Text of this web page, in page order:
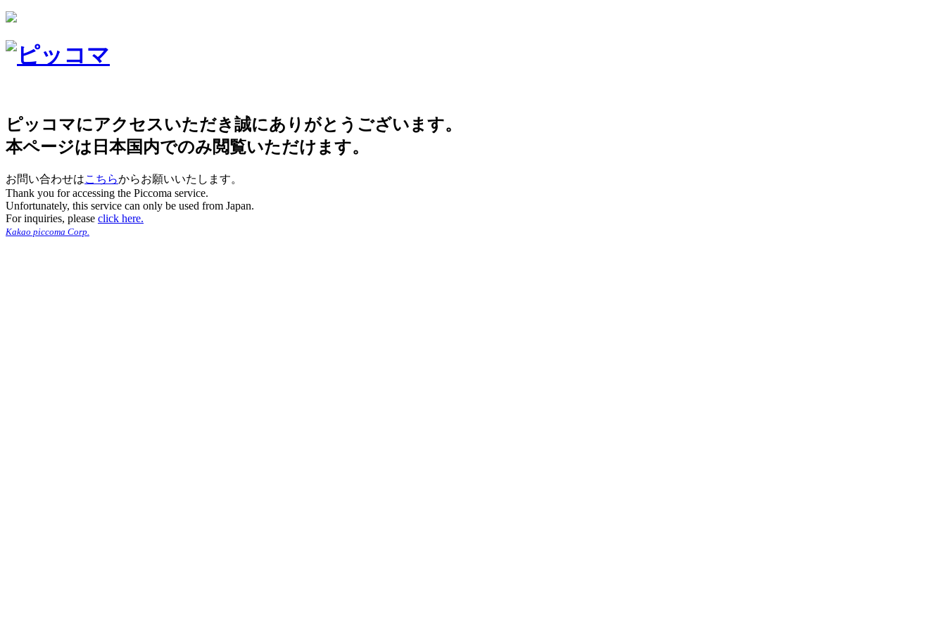
ピッコマにアクセスいただき誠にありがとうございます。
本ページは日本国内でのみ閲覧いただけます。
お問い合わせはこちらからお願いいたします。
Thank you for accessing the Piccoma service.
Unfortunately, this service can only be used from Japan.
For inquiries, please click here.
Kakao piccoma Corp.